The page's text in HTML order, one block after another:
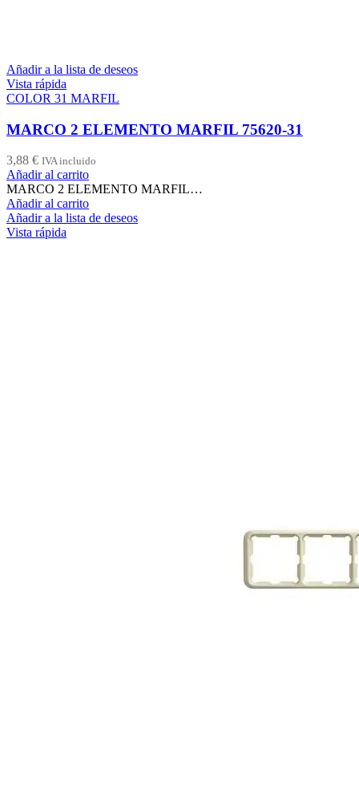
Añadir a la lista de deseos
Vista rápida
COLOR 31 MARFIL
MARCO 2 ELEMENTO MARFIL 75620-31
3,88 € IVA incluido
Añadir al carrito
MARCO 2 ELEMENTO MARFIL…
Añadir al carrito
Añadir a la lista de deseos
Vista rápida